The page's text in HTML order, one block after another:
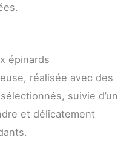
épinards
réalisée avec des
suivie d’un
et délicatement